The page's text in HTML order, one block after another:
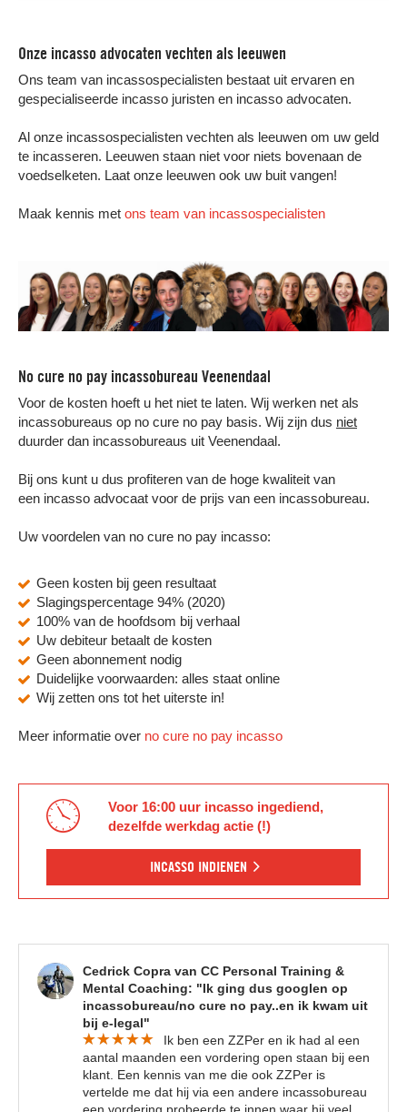
Onze incasso advocaten vechten als leeuwen
Ons team van incassospecialisten bestaat uit ervaren en
gespecialiseerde incasso juristen en incasso advocaten.
Al onze incassospecialisten vechten als leeuwen om uw geld
te incasseren. Leeuwen staan niet voor niets bovenaan de
voedselketen. Laat onze leeuwen ook uw buit vangen!
Maak kennis met ons team van incassospecialisten
No cure no pay incassobureau Veenendaal
Voor de kosten hoeft u het niet te laten. Wij werken net als
incassobureaus op no cure no pay basis. Wij zijn dus niet
duurder dan incassobureaus uit Veenendaal.
Bij ons kunt u dus profiteren van de hoge kwaliteit van
een incasso advocaat voor de prijs van een incassobureau.
Uw voordelen van no cure no pay incasso:
Geen kosten bij geen resultaat
Slagingspercentage 94% (2020)
100% van de hoofdsom bij verhaal
Uw debiteur betaalt de kosten
Geen abonnement nodig
Duidelijke voorwaarden: alles staat online
Wij zetten ons tot het uiterste in!
Meer informatie over no cure no pay incasso
Voor 16:00 uur incasso ingediend,
dezelfde werkdag actie (!)
INCASSO INDIENEN
Cedrick Copra van CC Personal Training &
Mental Coaching: "Ik ging dus googlen op
incassobureau/no cure no pay..en ik kwam uit
bij e-legal"
Ik ben een ZZPer en ik had al een
aantal maanden een vordering open staan bij een
klant. Een kennis van me die ook ZZPer is
vertelde me dat hij via een andere incassobureau